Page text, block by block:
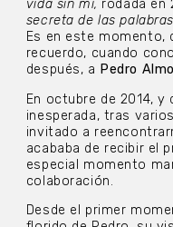
vida sin mí, rodada en
secreta de las
Es en este momento,
recuerdo, cuando
después, a Pedro
En octubre de 2014,
inesperada, tras
invitado a
acababa de recibir el
especial momento
colaboración.
Desde el primer